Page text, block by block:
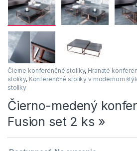
Čierne konferenčné stolíky, Hranaté
stolíky, Konferenčné stolíky v modernom
stolíky
Čierno-medený
Fusion set 2 ks »